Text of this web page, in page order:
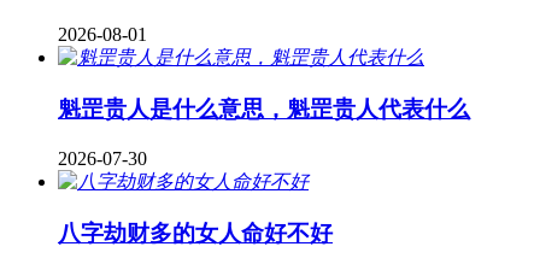
2026-08-01
魁罡贵人是什么意思，魁罡贵人代表什么
2026-07-30
八字劫财多的女人命好不好